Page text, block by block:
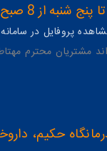
به شماره 02165389693
پروفایل در
مشتریان محترم
حکیم،